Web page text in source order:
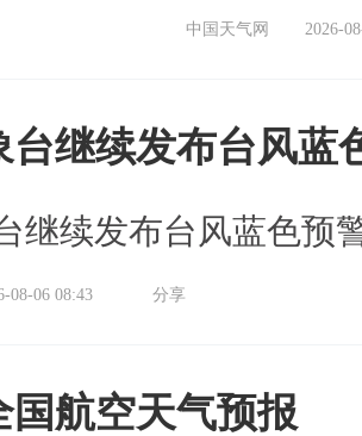
中国天气网 2026-
台继续发布台风蓝
继续发布台风蓝色预
08-06 08:43 分享
国航空天气预报